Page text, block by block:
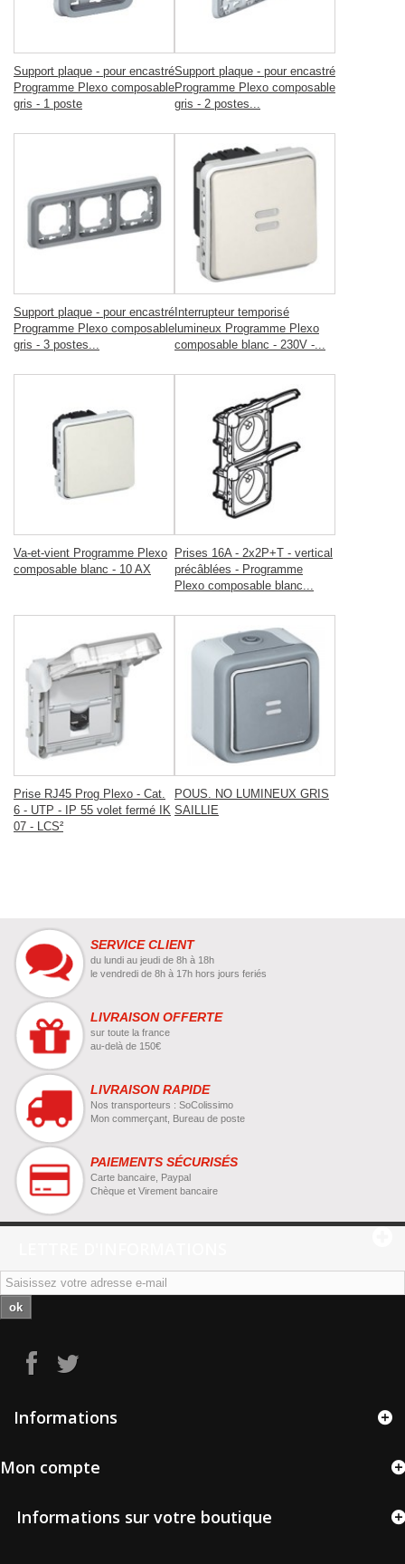
Support plaque - pour encastré
Programme Plexo composable
gris - 1 poste
Support plaque - pour encastré
Programme Plexo composable
gris - 2 postes...
Support plaque - pour encastré
Programme Plexo composable
gris - 3 postes...
Interrupteur temporisé
lumineux Programme Plexo
composable blanc - 230V -...
Va-et-vient Programme Plexo
composable blanc - 10 AX
Prises 16A - 2x2P+T - vertical
précâblées - Programme
Plexo composable blanc...
Prise RJ45 Prog Plexo - Cat.
6 - UTP - IP 55 volet fermé IK
07 - LCS²
POUS. NO LUMINEUX GRIS
SAILLIE
SERVICE CLIENT
du lundi au jeudi de 8h à 18h
le vendredi de 8h à 17h hors jours feriés
LIVRAISON OFFERTE
sur toute la france
au-delà de 150€
LIVRAISON RAPIDE
Nos transporteurs : SoColissimo
Mon commerçant, Bureau de poste
PAIEMENTS SÉCURISÉS
Carte bancaire, Paypal
Chèque et Virement bancaire
ok
Informations
Mon compte
Informations sur votre boutique